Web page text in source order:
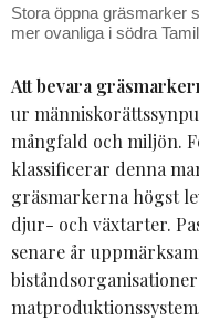
Stora öppna gräsmarker
mer ovanliga i södra
Att bevara
ur
mångfald och miljön.
klassificerar denna
gräsmarkerna högst
djur- och växtarter.
senare år